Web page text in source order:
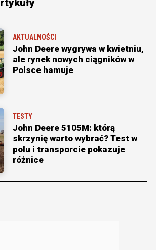
AKTUALNOŚCI
John Deere wygrywa w kwietniu,
ale rynek nowych ciągników w
Polsce hamuje
TESTY
John Deere 5105M: którą
skrzynię warto wybrać? Test w
polu i transporcie pokazuje
różnice